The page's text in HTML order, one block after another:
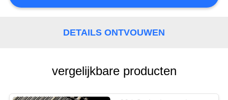
PRIVACY
DETAILS ONTVOUWEN
vergelijkbare producten